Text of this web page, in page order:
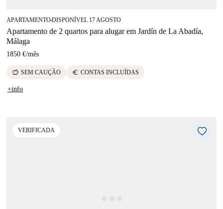
APARTAMENTO■DISPONÍVEL 17 AGOSTO
Apartamento de 2 quartos para alugar em Jardín de La Abadía,
Málaga
1850 €/mês
savings SEM CAUÇÃO euro CONTAS INCLUÍDAS
+info
VERIFICADA